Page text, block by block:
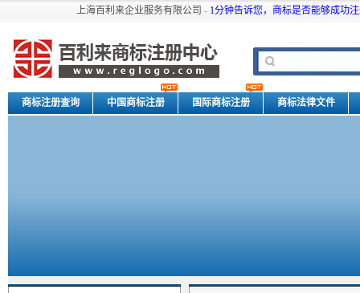
上海百利来企业服务有限公司 - 1分钟告诉您，商标是否能够成功
商标注册查询 中国商标注册 国际商标注册 商标法律文件